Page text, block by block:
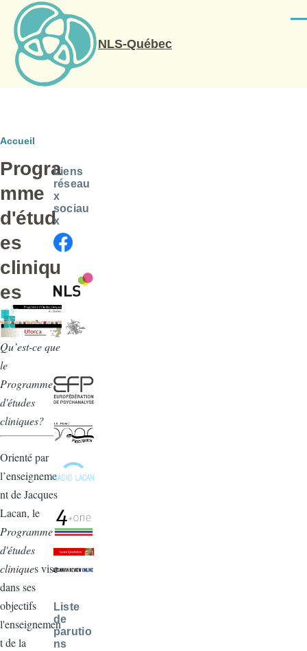
Aller au contenu principal
NLS-Québec
Fil
d'Ariane
Accueil
Progra
mme
d'étud
es
cliniqu
es
Qu’est-ce que
le
Programme
d'études
cliniques?
Orienté par
l’enseigneme
nt de Jacques
Lacan, le
Programme
d'études
cliniques vise
dans ses
objectifs
l'enseignemen
t de la
Liens
réseau
x
sociau
x
Liste
de
parutio
ns